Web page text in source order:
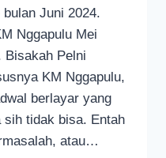
Juni 2024.
Nggapulu Mei
Bisakah Pelni
KM Nggapulu,
berlayar yang
sih tidak bisa. Entah
atau…